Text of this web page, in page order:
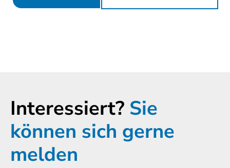
Interessiert? Sie
können sich gerne
melden